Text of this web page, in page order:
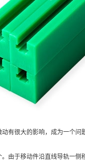
有很大的影响，成为一个问题
由于移动件沿直线导轨一侧